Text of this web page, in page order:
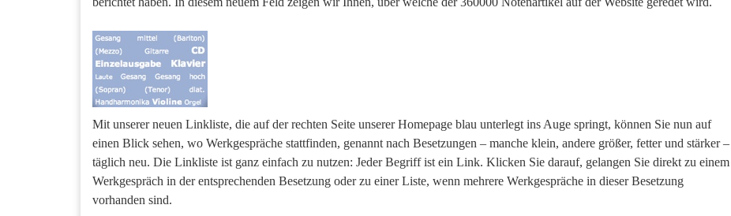
Mit unserer neuen Linkliste, die auf der rechten Seite unserer Homepage blau unterlegt ins Auge springt, können Sie nun auf
einen Blick sehen, wo Werkgespräche stattfinden, genannt nach Besetzungen – manche klein, andere größer, fetter und stärker –
täglich neu. Die Linkliste ist ganz einfach zu nutzen: Jeder Begriff ist ein Link. Klicken Sie darauf, gelangen Sie direkt zu einem
Werkgespräch in der entsprechenden Besetzung oder zu einer Liste, wenn mehrere Werkgespräche in dieser Besetzung
vorhanden sind.